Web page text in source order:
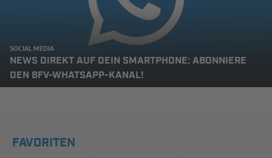
SOCIAL MEDIA
NEWS DIREKT AUF DEIN SMARTPHONE: ABONNIERE
DEN BFV-WHATSAPP-KANAL!
FAVORITEN